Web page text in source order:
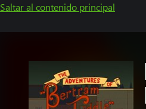
Saltar al contenido principal